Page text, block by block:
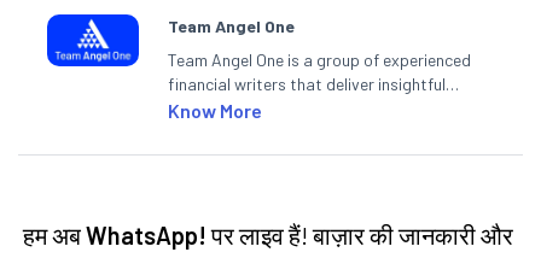
Team Angel One
Team Angel One is a group of experienced
financial writers that deliver insightful
articles on the stock market, IPO, economy,
categories.
Know More
हम अबWhatsApp! पर लाइव हैं! बाज़ार की जानकारी और